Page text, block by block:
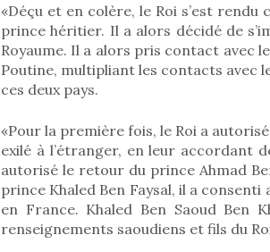
«Déçu et en colère, le Roi s’est
prince héritier. Il a alors décidé de
Royaume. Il a alors pris contact avec
Poutine, multipliant les contacts avec
ces deux pays.
«Pour la première fois, le Roi a
exilé à l’étranger, en leur accordant
autorisé le retour du prince Ahmad
prince Khaled Ben Faysal, il a consenti
en France. Khaled Ben Saoud Ben
renseignements saoudiens et fils du